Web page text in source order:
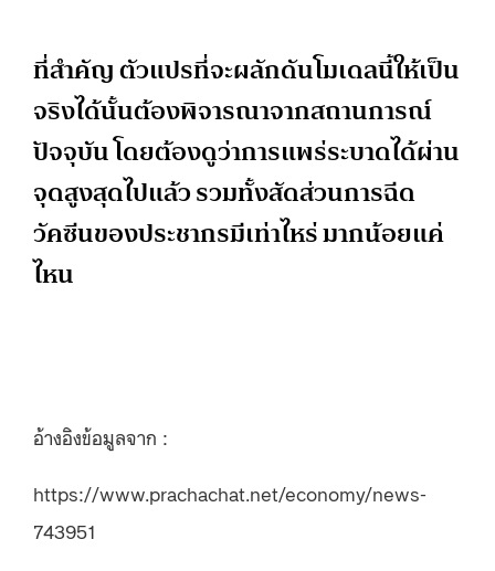
ที่สำคัญ ตัวแปรที่จะผลักดันโมเดลนี้ให้เป็น
จริงได้นั้นต้องพิจารณาจากสถานการณ์
ปัจจุบัน โดยต้องดูว่าการแพร่ระบาดได้ผ่าน
จุดสูงสุดไปแล้ว รวมทั้งสัดส่วนการฉีด
วัคซีนของประชากรมีเท่าไหร่ มากน้อยแค่
ไหน
อ้างอิงข้อมูลจาก :
https://www.prachachat.net/economy/news-
743951